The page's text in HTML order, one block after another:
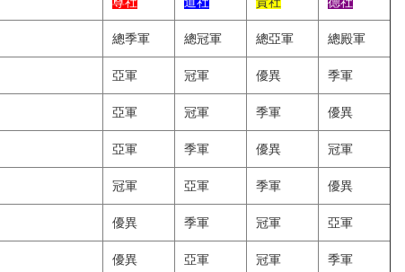
總季軍 總冠軍 總亞軍 總殿軍
亞軍 冠軍 優異 季軍
亞軍 冠軍 季軍 優異
亞軍 季軍 優異 冠軍
冠軍 亞軍 季軍 優異
優異 季軍 冠軍 亞軍
優異 亞軍 冠軍 季軍